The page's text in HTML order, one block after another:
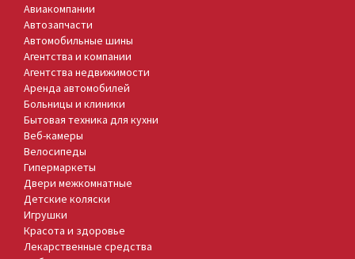
Авиакомпании
Автозапчасти
Автомобильные шины
Агентства и компании
Агентства недвижимости
Аренда автомобилей
Больницы и клиники
Бытовая техника для кухни
Веб-камеры
Велосипеды
Гипермаркеты
Двери межкомнатные
Детские коляски
Игрушки
Красота и здоровье
Лекарственные средства